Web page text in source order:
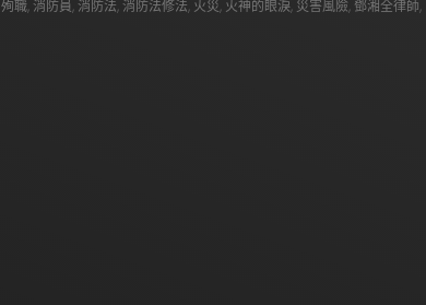
殉職,消防員 ,消防法,消防法修法, 火災, 火神的眼淚, 災害風險, 鄧湘全律師,